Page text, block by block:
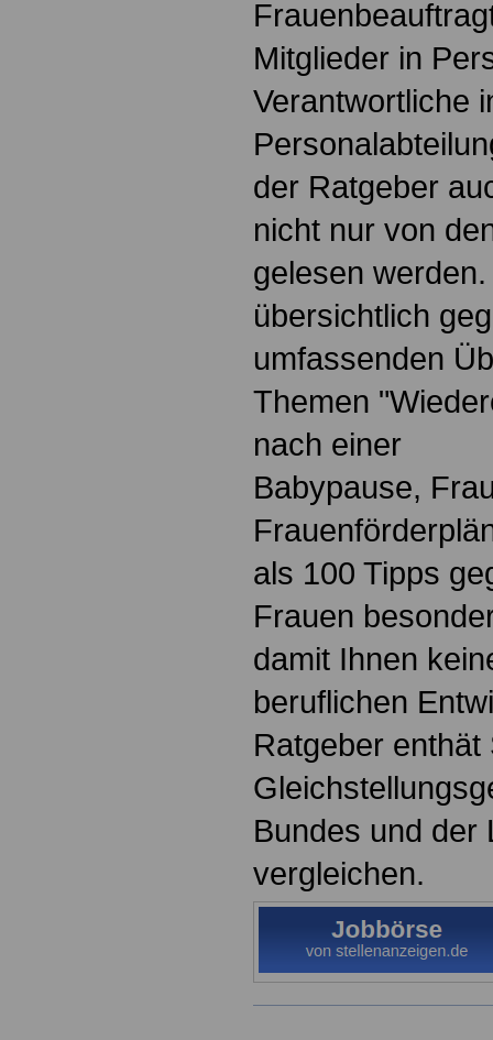
Mitglieder in
Verantwortliche
der Ratgeber
nicht nur von
gelesen
übersichtlich
umfassenden
Themen
nach einer
Babypause,
als 100 Tipps
Frauen
damit Ihnen
beruflichen
Ratgeber
Bundes und der
vergleichen.